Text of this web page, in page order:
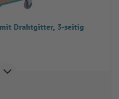
Drahtgitter, 3-seitig